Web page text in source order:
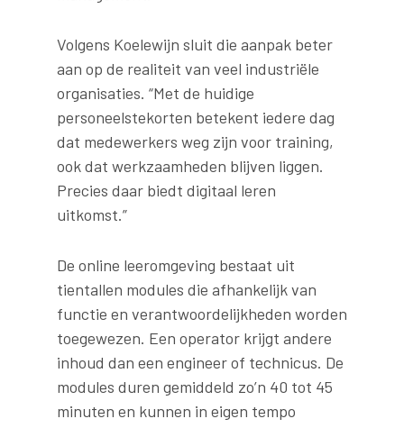
Volgens Koelewijn sluit die aanpak beter
aan op de realiteit van veel industriële
organisaties. “Met de huidige
personeelstekorten betekent iedere dag
dat medewerkers weg zijn voor training,
ook dat werkzaamheden blijven liggen.
Precies daar biedt digitaal leren
uitkomst.”
De online leeromgeving bestaat uit
tientallen modules die afhankelijk van
functie en verantwoordelijkheden worden
toegewezen. Een operator krijgt andere
inhoud dan een engineer of technicus. De
modules duren gemiddeld zo’n 40 tot 45
minuten en kunnen in eigen tempo